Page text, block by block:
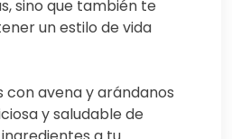
sino que también te
un estilo de vida
avena y arándanos
y saludable de